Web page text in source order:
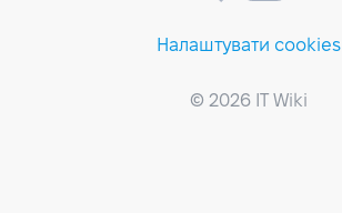
Налаштувати cookies
© 2026 IT Wiki